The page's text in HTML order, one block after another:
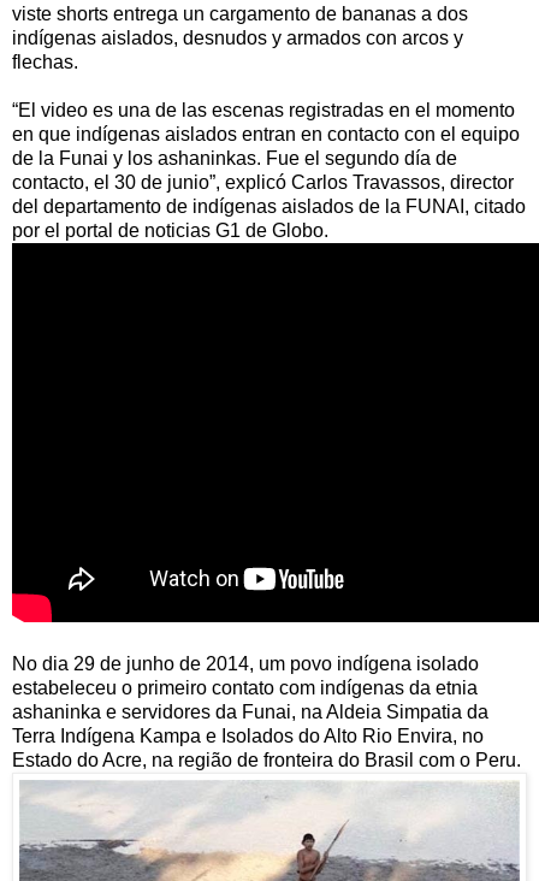
viste shorts entrega un cargamento de bananas a dos
indígenas aislados, desnudos y armados con arcos y
flechas.
“El video es una de las escenas registradas en el momento
en que indígenas aislados entran en contacto con el equipo
de la Funai y los ashaninkas. Fue el segundo día de
contacto, el 30 de junio”, explicó Carlos Travassos, director
del departamento de indígenas aislados de la FUNAI, citado
por el portal de noticias G1 de Globo.
No dia 29 de junho de 2014, um povo indígena isolado
estabeleceu o primeiro contato com indígenas da etnia
ashaninka e servidores da Funai, na Aldeia Simpatia da
Terra Indígena Kampa e Isolados do Alto Rio Envira, no
Estado do Acre, na região de fronteira do Brasil com o Peru.